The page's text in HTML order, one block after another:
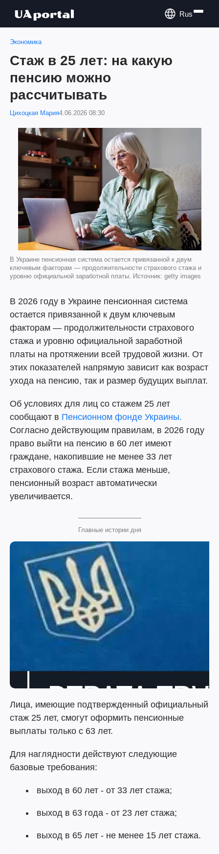
Rus
Экономика
Стаж в 25 лет: на какую
пенсию можно
рассчитывать
Цихоцкая Мария4.06.2026 08:30
В Украине пенсионная система остается привязанной к двум
ключевым факторам — продолжительности страхового стажа и
уровню официальной заработной платы. Источник: getty images
В 2026 году в Украине пенсионная система
остается привязанной к двум ключевым
факторам — продолжительности страхового
стажа и уровню официальной заработной
платы на протяжении всей трудовой жизни. От
этих показателей напрямую зависит как возраст
ухода на пенсию, так и размер будущих выплат.
Об условиях для лиц со стажем 25 лет
сообщают в Пенсионном фонде Украины.
Согласно действующим правилам, в 2026 году
право выйти на пенсию в 60 лет имеют
граждане, накопившие не менее 33 лет
страхового стажа. Если стажа меньше,
пенсионный возраст автоматически
увеличивается.
Главные истории дня
Лица, имеющие подтвержденный официальный
стаж 25 лет, смогут оформить пенсионные
выплаты только с 63 лет.
Для наглядности действуют следующие
базовые требования:
выход в 60 лет - от 33 лет стажа;
выход в 63 года - от 23 лет стажа;
выход в 65 лет - не менее 15 лет стажа.